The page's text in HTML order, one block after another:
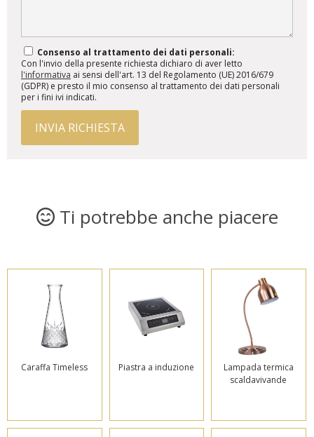
Consenso al trattamento dei dati personali:
Con l'invio della presente richiesta dichiaro di aver letto
l'informativa ai sensi dell'art. 13 del Regolamento (UE) 2016/679
(GDPR) e presto il mio consenso al trattamento dei dati personali
per i fini ivi indicati.
INVIA RICHIESTA
Ti potrebbe anche piacere
Caraffa Timeless Piastra a induzione
Lampada termica
scaldavivande